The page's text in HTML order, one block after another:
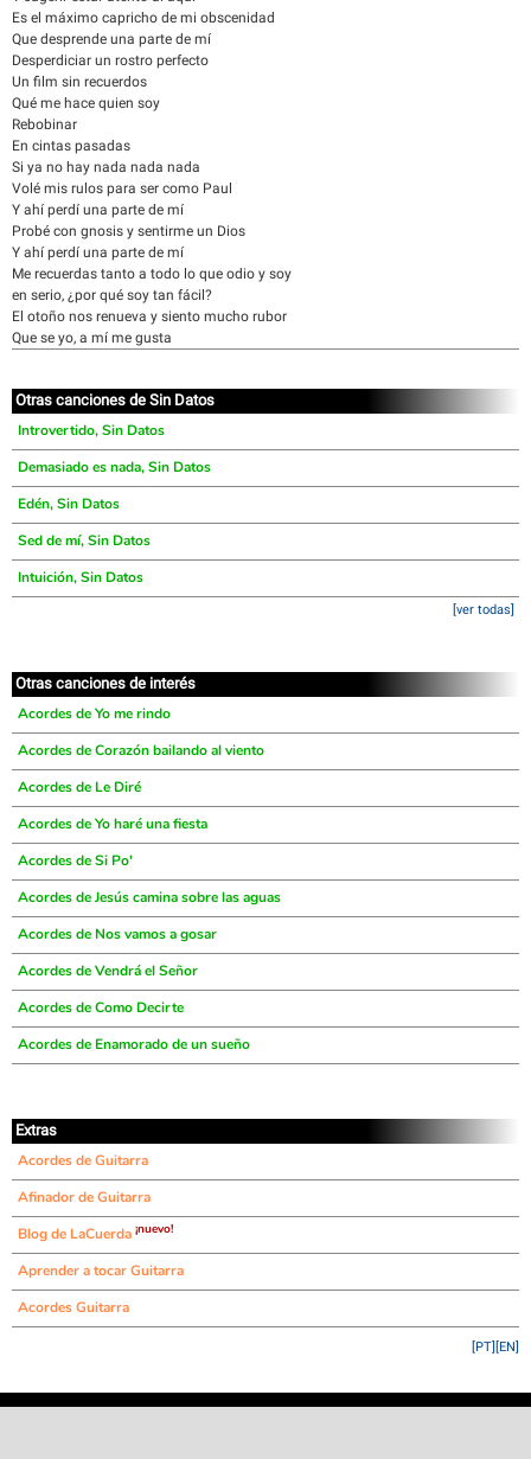
Es el máximo capricho de mi obscenidad
Que desprende una parte de mí
Desperdiciar un rostro perfecto
Un film sin recuerdos
Qué me hace quien soy
Rebobinar
En cintas pasadas
Si ya no hay nada nada nada
Volé mis rulos para ser como Paul
Y ahí perdí una parte de mí
Probé con gnosis y sentirme un Dios
Y ahí perdí una parte de mí
Me recuerdas tanto a todo lo que odio y soy
en serio, ¿por qué soy tan fácil?
El otoño nos renueva y siento mucho rubor
Que se yo, a mí me gusta
Otras canciones de Sin Datos
Introvertido, Sin Datos
Demasiado es nada, Sin Datos
Edén, Sin Datos
Sed de mí, Sin Datos
Intuición, Sin Datos
[ver todas]
Otras canciones de interés
Acordes de Yo me rindo
Acordes de Corazón bailando al viento
Acordes de Le Diré
Acordes de Yo haré una fiesta
Acordes de Si Po'
Acordes de Jesús camina sobre las aguas
Acordes de Nos vamos a gosar
Acordes de Vendrá el Señor
Acordes de Como Decirte
Acordes de Enamorado de un sueño
Extras
Acordes de Guitarra
Afinador de Guitarra
Blog de LaCuerda ¡nuevo!
Aprender a tocar Guitarra
Acordes Guitarra
[EN]
[PT]